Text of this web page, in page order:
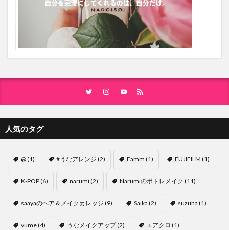
人気のタグ
@(1) #うなアレンジ (2) Famm (1) FUJIFILM (1)
K-POP(6) narumi(2) Narumiのポトレメイク (11)
saayaのヘア＆メイクカレッジ (9) Saika (2) suzuha (1)
yume(4) うなメイクアップ(2) エアクロ (1)